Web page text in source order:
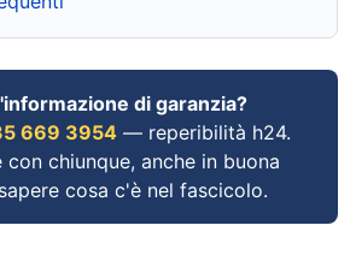
di garanzia?
669 3954 — reperibilità h24.
con chiunque, anche in buona
cosa c'è nel fascicolo.